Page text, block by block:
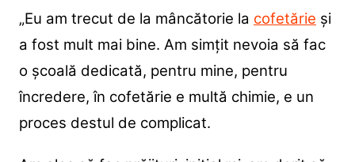
„Eu am trecut de la mâncătorie la cofetărie și
a fost mult mai bine. Am simțit nevoia să fac
o școală dedicată, pentru mine, pentru
încredere, în cofetărie e multă chimie, e un
proces destul de complicat.